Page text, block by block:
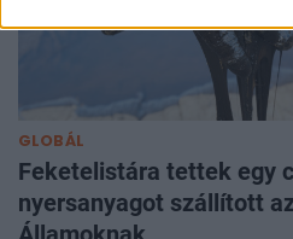
GLOBÁL
Feketelistára tettek egy
nyersanyagot szállított